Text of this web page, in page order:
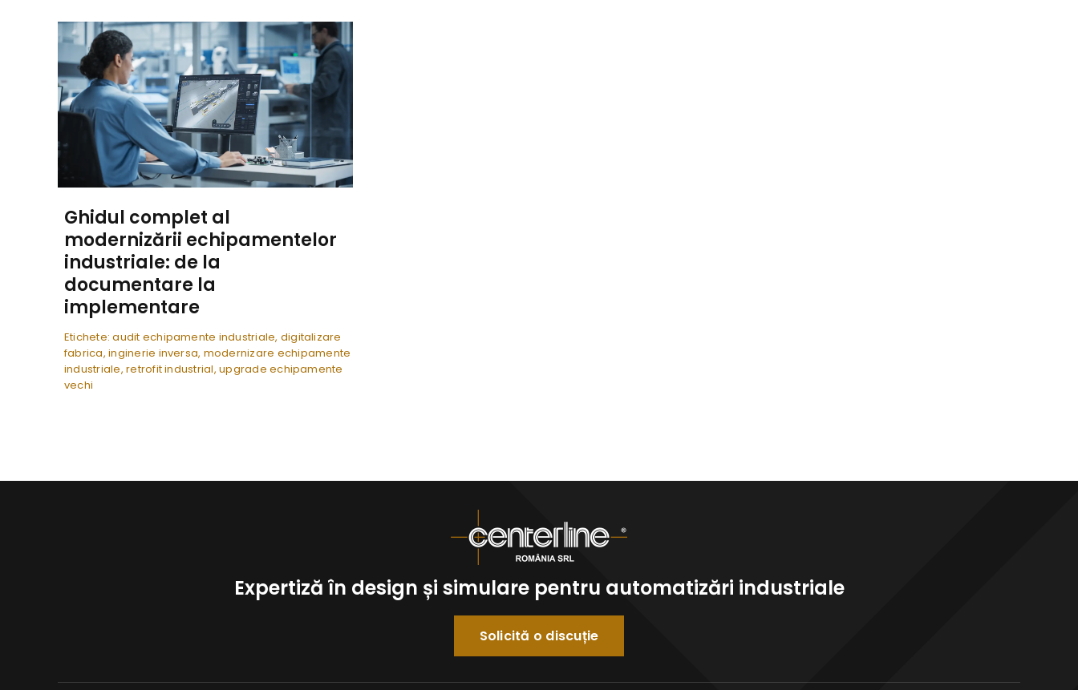
Ghidul complet al
modernizării echipamentelor
industriale: de la
documentare la
implementare
Etichete:audit echipamente industriale, digitalizare
fabrica,inginerie inversa, modernizare echipamente
industriale,retrofit industrial,upgrade echipamente
vechi
Expertiză în design și simulare pentru automatizări industriale
Solicită o discuție